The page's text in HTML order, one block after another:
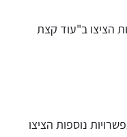
הציצו ב"עוד קצת
נוספות הציצו